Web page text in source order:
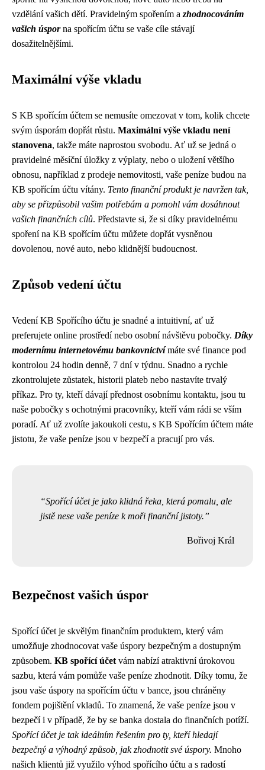
vzdělání vašich dětí. Pravidelným spořením a zhodnocováním
vašich úsporna spořícím účtu se vaše cíle stávají
dosažitelnějšími.
Maximální výše vkladu
S KB spořícím účtem se nemusíte omezovat v tom, kolik chcete
svým úsporám dopřát růstu. Maximální výše vkladu není
stanovena, takže máte naprostou svobodu. Ať už se jedná o
pravidelné měsíční úložky z výplaty, nebo o uložení většího
obnosu, například z prodeje nemovitosti, vaše peníze budou na
KB spořícím účtu vítány. Tento finanční produkt je navržen tak,
aby se přizpůsobil vašim potřebám a pomohl vám dosáhnout
vašich finančních cílů. Představte si, že si díky pravidelnému
spoření na KB spořícím účtu můžete dopřát vysněnou
dovolenou, nové auto, nebo klidnější budoucnost.
Způsob vedení účtu
Vedení KB Spořícího účtu je snadné a intuitivní, ať už
preferujete online prostředí nebo osobní návštěvu pobočky. Díky
modernímu internetovému bankovnictvímáte své finance pod
kontrolou 24 hodin denně, 7 dní v týdnu. Snadno a rychle
zkontrolujete zůstatek, historii plateb nebo nastavíte trvalý
příkaz. Pro ty, kteří dávají přednost osobnímu kontaktu, jsou tu
naše pobočky s ochotnými pracovníky, kteří vám rádi se vším
poradí. Ať už zvolíte jakoukoli cestu, s KB Spořícím účtem máte
jistotu, že vaše peníze jsou v bezpečí a pracují pro vás.
Spořící účet je jako klidná řeka, která pomalu, ale
jistě nese vaše peníze k moři finanční jistoty.
Bořivoj Král
Bezpečnost vašich úspor
Spořící účet je skvělým finančním produktem, který vám
umožňuje zhodnocovat vaše úspory bezpečným a dostupným
způsobem. KB spořící účet vám nabízí atraktivní úrokovou
sazbu, která vám pomůže vaše peníze zhodnotit. Díky tomu, že
jsou vaše úspory na spořícím účtu v bance, jsou chráněny
fondem pojištění vkladů. To znamená, že vaše peníze jsou v
bezpečí i v případě, že by se banka dostala do finančních potíží.
Spořící účet je tak ideálním řešením pro ty, kteří hledají
bezpečný a výhodný způsob, jak zhodnotit své úspory. Mnoho
našich klientů již využilo výhod spořícího účtu a s radostí